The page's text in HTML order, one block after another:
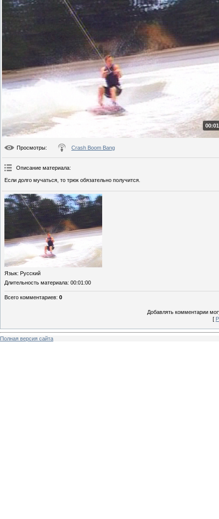
Просмотры: Crash Boom Bang
Описание материала:
Если долго мучаться, то трюк обязательно получится.
Язык: Русский
Длительность материала: 00:01:00
Всего комментариев: 0
Добавлять комментарии
[
Полная версия сайта